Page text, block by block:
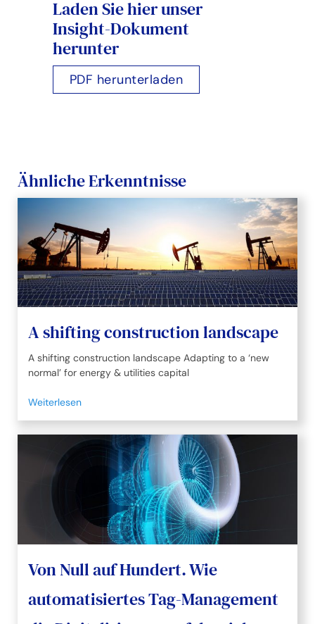
Laden Sie hier unser
Insight-Dokument
herunter
PDF herunterladen
Ähnliche Erkenntnisse
A shifting construction landscape
A shifting construction landscape Adapting to a ‘new
normal’ for energy & utilities capital
Weiterlesen
Von Null auf Hundert. Wie
automatisiertes Tag-Management